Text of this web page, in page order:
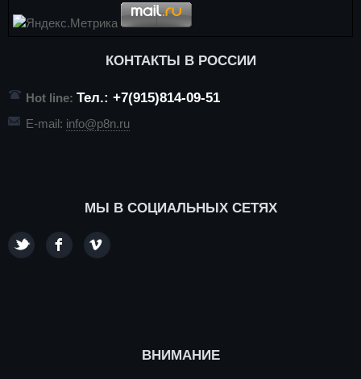
КОНТАКТЫ В РОССИИ
Hot line: Тел.: +7(915)814-09-51
E-mail: info@p8n.ru
МЫ В СОЦИАЛЬНЫХ СЕТЯХ
ВНИМАНИЕ